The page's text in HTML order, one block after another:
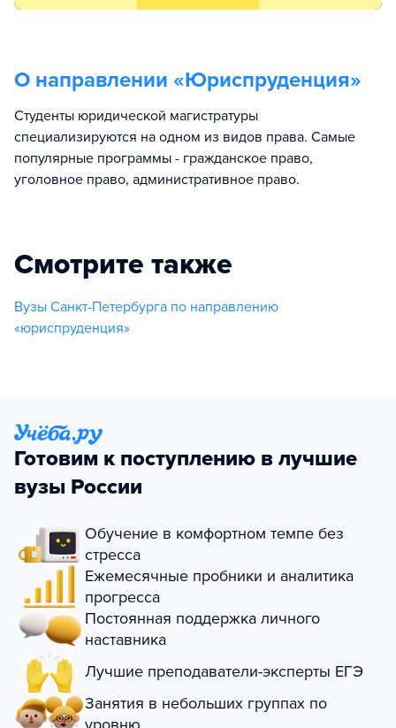
О направлении «Юриспруденция»
Студенты юридической магистратуры
специализируются на одном из видов права. Самые
популярные программы - гражданское право,
уголовное право, административное право.
Смотрите также
Вузы Санкт-Петербурга по направлению
«юриспруденция»
Готовим к поступлению в лучшие
вузы России
Обучение в комфортном темпе без
стресса
Ежемесячные пробники и аналитика
прогресса
Постоянная поддержка личного
наставника
Лучшие преподаватели-эксперты ЕГЭ
Занятия в небольших группах по